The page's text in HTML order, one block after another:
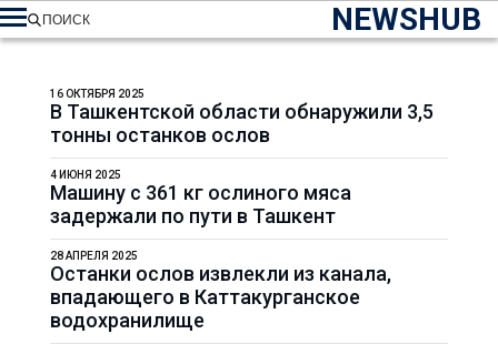
NEWSHUB
ПОИСК
В Ташкентской области обнаружили 3,5
тонны останков ослов
16 ОКТЯБРЯ 2025
Машину с 361 кг ослиного мяса
задержали по пути в Ташкент
4 ИЮНЯ 2025
Останки ослов извлекли из канала,
впадающего в Каттакурганское
водохранилище
28 АПРЕЛЯ 2025